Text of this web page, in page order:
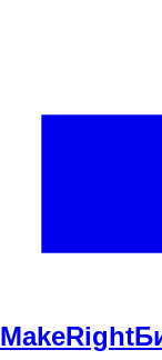
MakeRight